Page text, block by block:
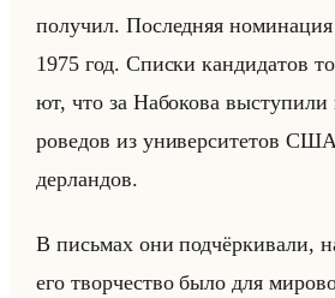
по­лу­чил. По­след­няя
1975 год. Спис­ки кан­ди­да­тов
ют, что за На­бо­ко­ва
ро­ве­дов из уни­вер­си­те­тов
дер­лан­дов.
В письмах они под­чёр­ки­ва­ли,
его твор­че­ство было для